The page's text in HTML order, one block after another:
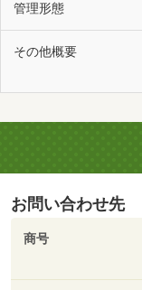
管理形態
その他概要
お問い合わせ先
商号